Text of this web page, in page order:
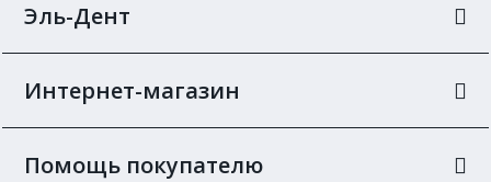
Эль-Дент
Интернет-магазин
Помощь покупателю